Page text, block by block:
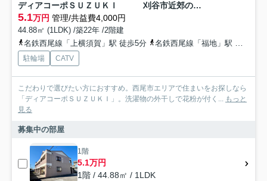
ディアコーポＳＵＺＵＫＩ 刈谷市近郊の賃貸はクラスホーム刈谷店
5.1万円 管理/共益費4,000円
44.88㎡ (1LDK) /築22年 /2階建
名鉄西尾線「上横須賀」駅 徒歩5分
名鉄西尾線「福地」駅 徒歩36分
駐輪場 CATV
こだわりで選びたい方におすすめ。西尾市エリアで住まいをお探しなら
「ディアコーポＳＵＺＵＫＩ」。洗濯物の外干しで花粉が付く... もっと
見る
募集中の部屋
1階
5.1万円
1階 / 44.88㎡ / 1LDK